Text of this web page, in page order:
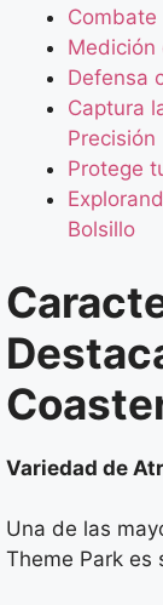
Combate
Medición
Defensa
Captura
Precisión
Protege
Bolsillo
Variedad de
Una de las
Theme Park es